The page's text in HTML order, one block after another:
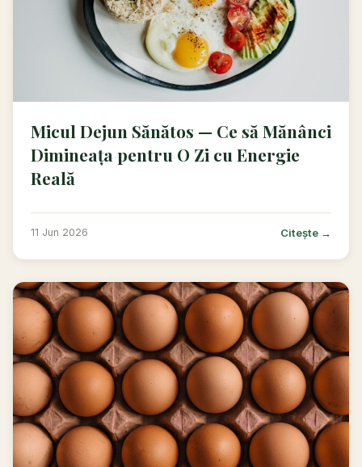
Micul Dejun Sănătos — Ce să Mănânci
Dimineața pentru O Zi cu Energie
Reală
11 Jun 2026 Citește →